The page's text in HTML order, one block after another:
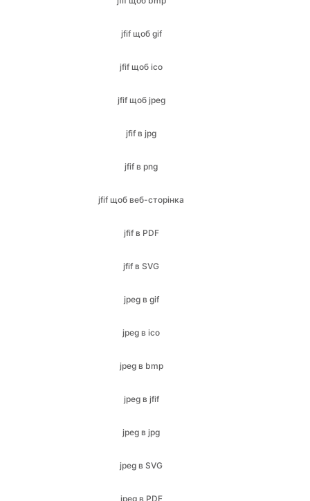
jfif щоб ico
jfif щоб jpeg
jfif в jpg
jfif в png
jfif щоб веб-сторінка
jfif в PDF
jpeg в gif
jpeg в ico
jpeg в bmp
jpeg в jfif
jpeg в jpg
jpeg в SVG
jpeg в PDF
jpeg в png